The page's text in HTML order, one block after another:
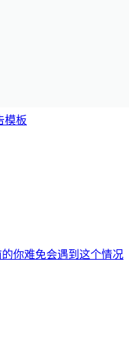
模板
你难免会遇到这个情况